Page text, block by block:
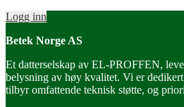
Logg inn
Betek Norge AS
Et datterselskap av EL-PROFFEN,
belysning av høy kvalitet. Vi er
tilbyr omfattende teknisk støtte, og